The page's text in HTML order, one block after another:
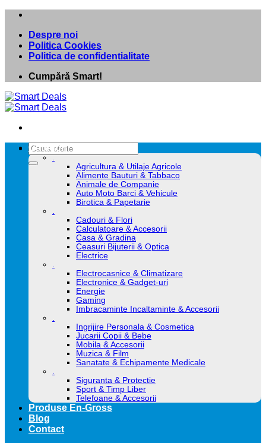
Skip
contentDespre noi
Politica Cookies
Politica de confidentialitate
Cumpără Smart!
Caută
după:
Categorii
.
Agricultura & Utilaje Agricole
Alimente Bauturi & Tabbaco
Animale de Companie
Auto Moto Barci & Vehicule
Birotica & Papetarie
.
Cadouri & Flori
Calculatoare & Accesorii
Casa & Gradina
Ceasuri Bijuterii & Optica
Electrice
.
Electrocasnice & Climatizare
Electronice & Gadget-uri
Energie
Gaming
Imbracaminte Incaltaminte & Accesorii
.
Ingrijire Personala & Cosmetica
Jucarii Copii & Bebe
Mobila & Accesorii
Muzica & Film
Sanatate & Echipamente Medicale
.
Siguranta & Protectie
Sport & Timp Liber
Telefoane & Accesorii
Produse En-Gross
Blog
Contact